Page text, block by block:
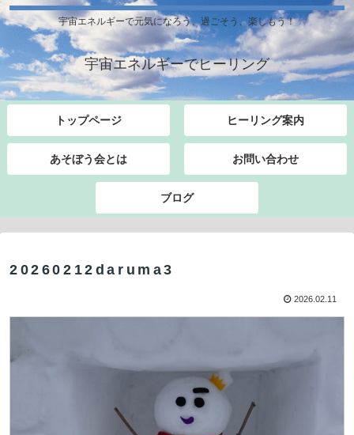
宇宙エネルギーで元気になろう、過ごそう、楽しもう！
宇宙エネルギーでヒーリング
トップページ ヒーリング案内
あそぼう会とは お問い合わせ
ブログ
20260212daruma3
2026.02.11